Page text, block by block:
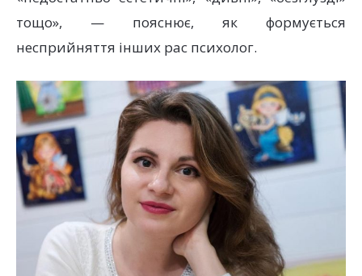
тощо», — пояснює, як формується
несприйняття інших рас психолог.